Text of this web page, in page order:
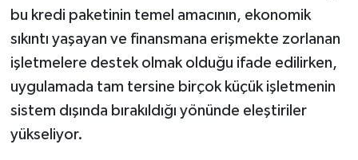
bu kredi paketinin temel amacının, ekonomik
sıkıntı yaşayan ve finansmana erişmekte zorlanan
işletmelere destek olmak olduğu ifade edilirken,
uygulamada tam tersine birçok küçük işletmenin
sistem dışında bırakıldığı yönünde eleştiriler
yükseliyor.